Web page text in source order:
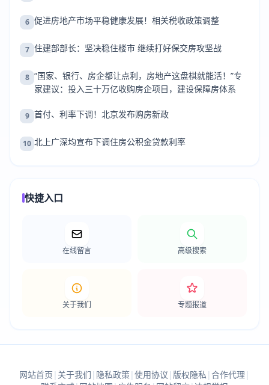
6 促进房地产市场平稳健康发展！相关税收政策调整
7 住建部部长：坚决稳住楼市 继续打好保交房攻坚战
8 “国家、银行、房企都让点利，房地产这盘棋就能活！”专
家建议：投入三十万亿收购房企项目，建设保障房体系
9 首付、利率下调！北京发布购房新政
10 北上广深均宣布下调住房公积金贷款利率
快捷入口
在线留言 高级搜索
关于我们 专题报道
网站首页 | 关于我们 | 隐私政策| 使用协议 | 版权隐私 | 合作代理 |